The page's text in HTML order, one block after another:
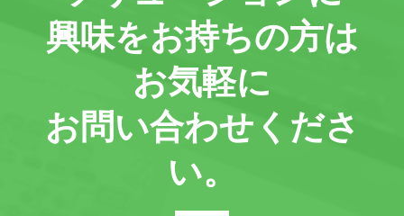
興味をお持ちの方は
お気軽に
お問い合わせくださ
い。